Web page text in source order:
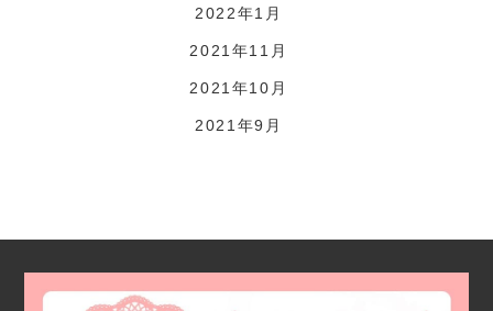
2022年1月
2021年11月
2021年10月
2021年9月